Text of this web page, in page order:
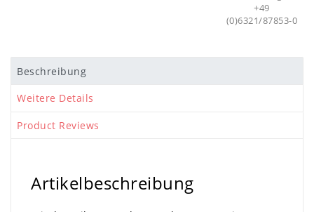
+49
(0)6321/87853-0
Beschreibung
Weitere Details
Product Reviews
Artikelbeschreibung